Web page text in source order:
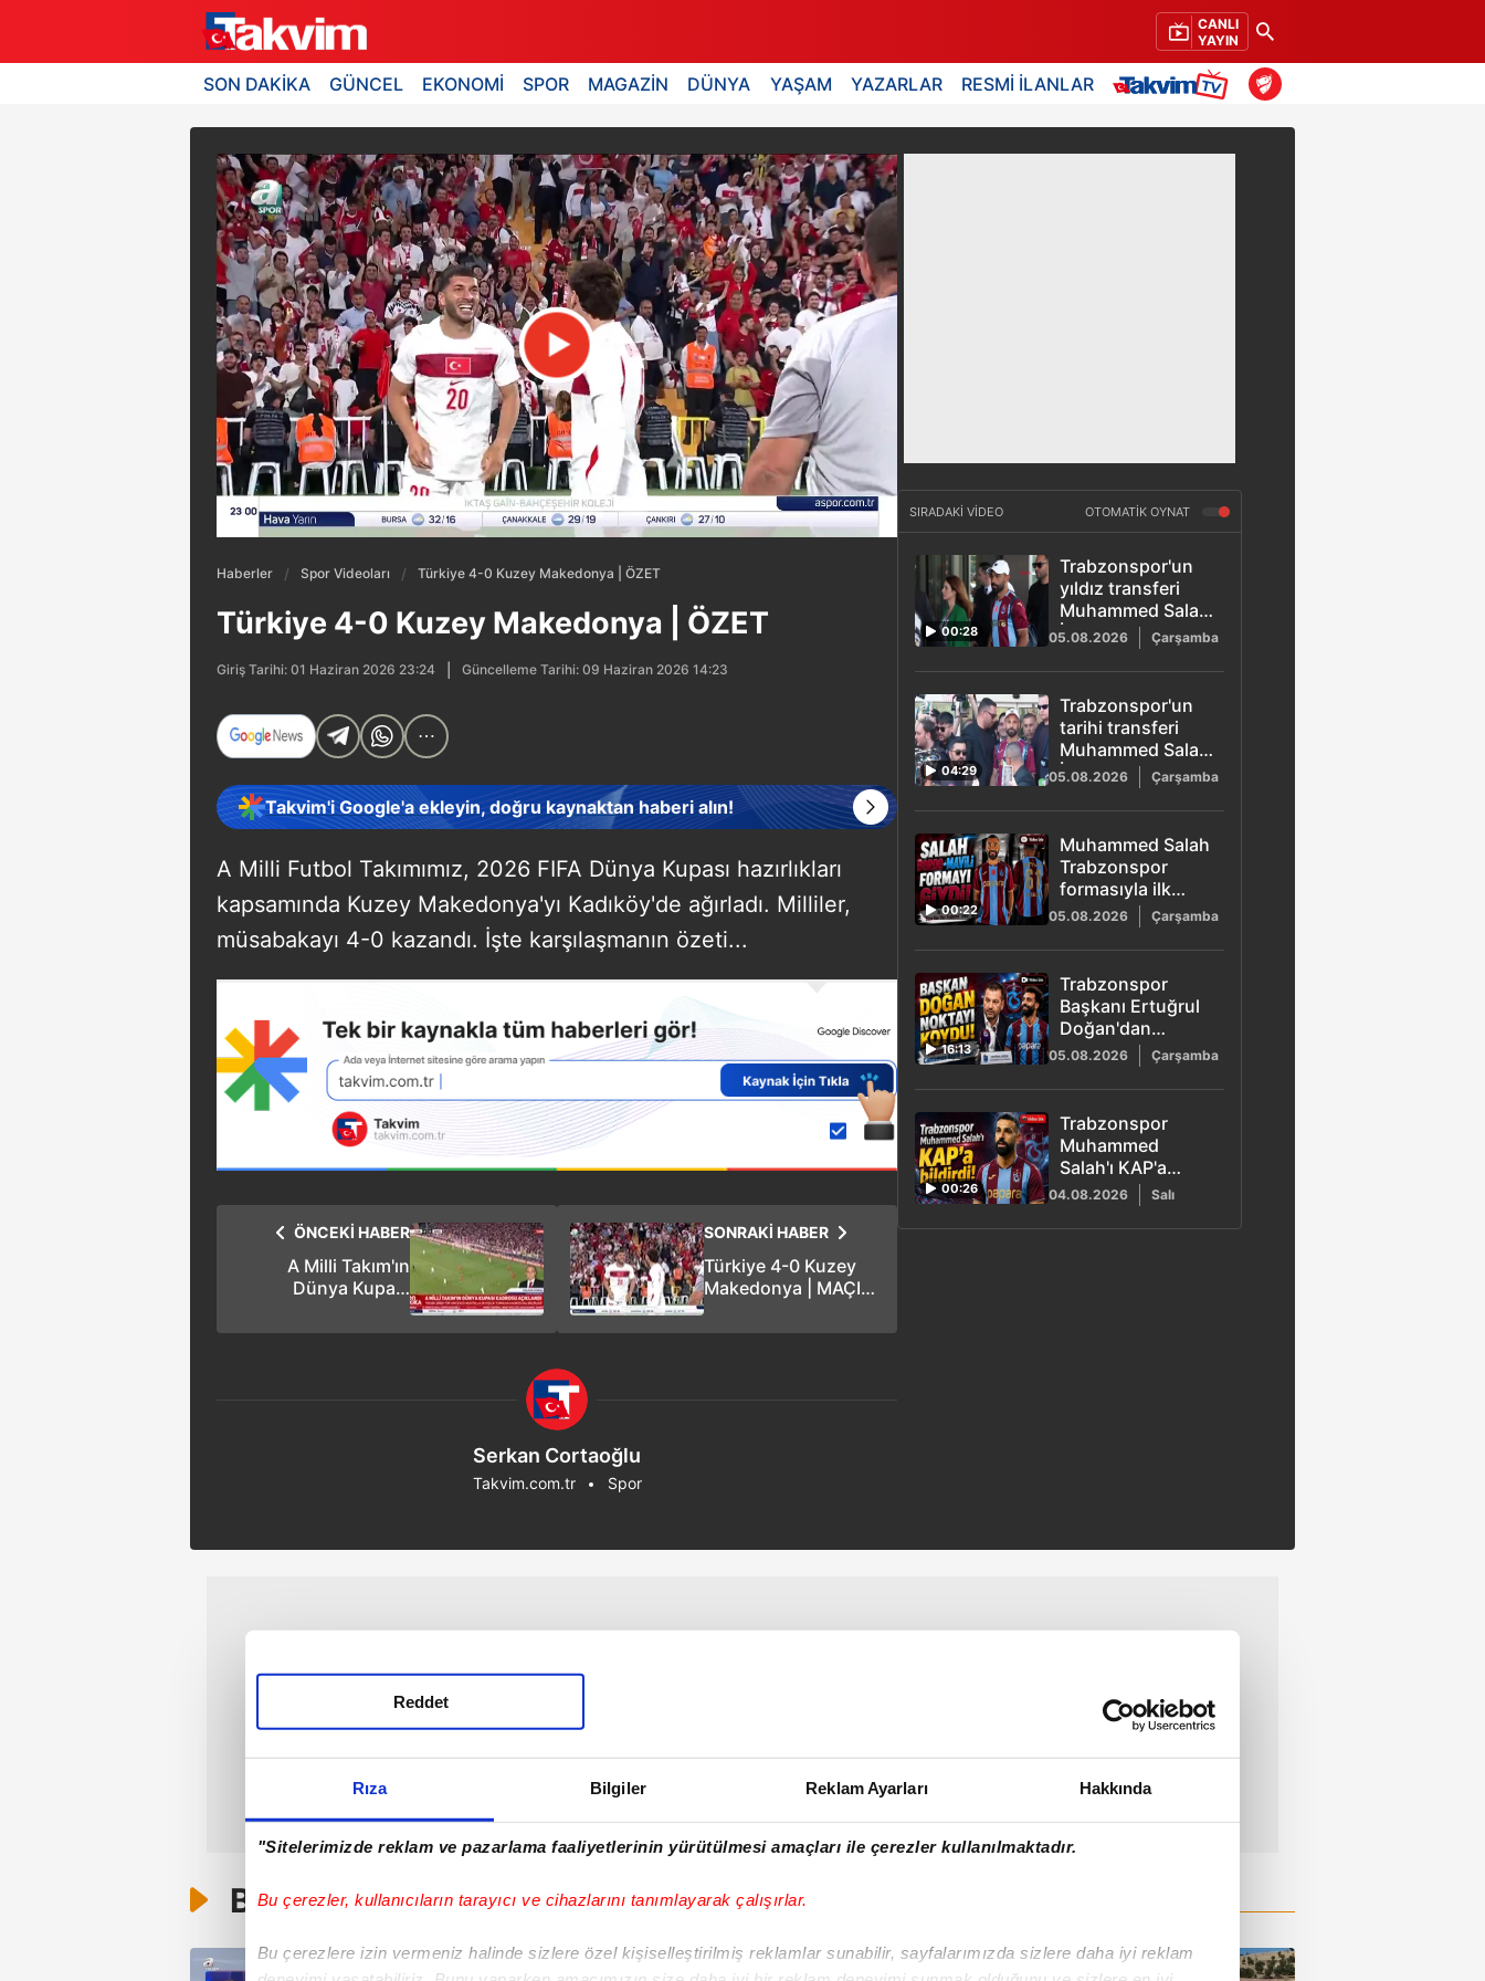
Rıza Bilgiler Reklam Ayarları Hakkında
"Sitelerimizde reklam ve pazarlama faaliyetlerinin yürütülmesi amaçları ile çerezler kullanılmaktadır.
Bu çerezler, kullanıcıların tarayıcı ve cihazlarını tanımlayarak çalışırlar.
Bu çerezlere izin vermeniz halinde sizlere özel kişiselleştirilmiş reklamlar sunabilir, sayfalarımızda sizlere daha iyi reklam
Reddet
CANLI
YAYIN
SON DAKİKA GÜNCEL EKONOMİ SPOR MAGAZİN DÜNYA YAŞAM YAZARLAR RESMİ İLANLAR
Haberler Spor Videoları Türkiye 4-0 Kuzey Makedonya | ÖZET
Türkiye 4-0 Kuzey Makedonya | ÖZET
Giriş Tarihi: 01 Haziran 2026 23:24 Güncelleme Tarihi: 09 Haziran 2026 14:23
Takvim'i Google'a ekleyin, doğru kaynaktan haberi alın!
A Milli Futbol Takımımız, 2026 FIFA Dünya Kupası hazırlıkları
kapsamında Kuzey Makedonya'yı Kadıköy'de ağırladı. Milliler,
müsabakayı 4-0 kazandı. İşte karşılaşmanın özeti...
SONRAKİ HABER
Türkiye 4-0 Kuzey
Makedonya | MAÇIN
ÖNCEKİ HABER
A Milli Takım'ın
Dünya Kupası
Serkan Cortaoğlu
Takvim.com.tr Spor
SIRADAKİ VİDEO OTOMATİK OYNAT
00:28
Trabzonspor'un
yıldız transferi
Muhammed Salah
İstanbul'da sağlık
kontrolünden
geçti
05.08.2026 Çarşamba
04:29
Trabzonspor'un
tarihi transferi
Muhammed Salah
İstanbul'da
05.08.2026 Çarşamba
00:22
Muhammed Salah
Trabzonspor
formasıyla ilk
pozunu verdi
05.08.2026 Çarşamba
16:13
Trabzonspor
Başkanı Ertuğrul
Doğan'dan
Muhammed Salah
açıklaması
05.08.2026 Çarşamba
00:26
Trabzonspor
Muhammed
Salah'ı KAP'a
bildirdi!
04.08.2026 Salı
Bunlar da Var